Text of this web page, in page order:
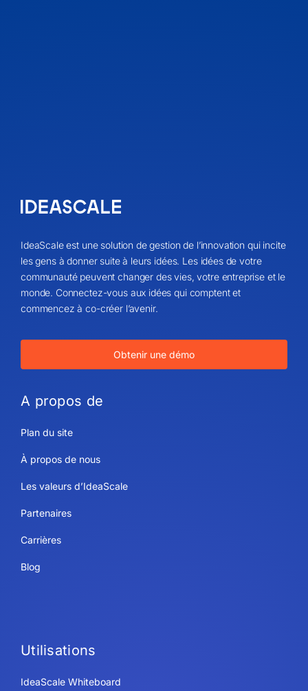
IdeaScale est une solution de gestion de l’innovation qui incite
les gens à donner suite à leurs idées. Les idées de votre
communauté peuvent changer des vies, votre entreprise et le
monde. Connectez-vous aux idées qui comptent et
commencez à co-créer l’avenir.
Obtenir une démo
A propos de
Plan du site
À propos de nous
Les valeurs d’IdeaScale
Partenaires
Carrières
Blog
Utilisations
IdeaScale Whiteboard